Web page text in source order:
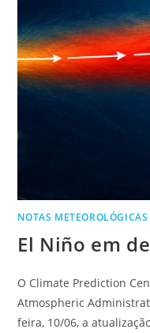
NOTAS METEOROLÓGICAS
El Niño em
O Climate Prediction
Atmospheric
feira, 10/06, a